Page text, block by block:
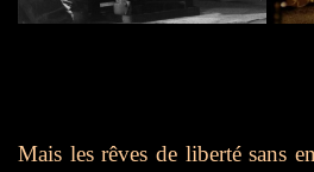
Mais les rêves de liberté sans